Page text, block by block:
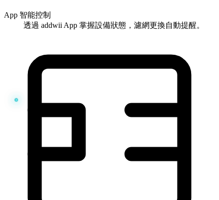
App 智能控制
透過 addwii App 掌握設備狀態，濾網更換自動提醒。